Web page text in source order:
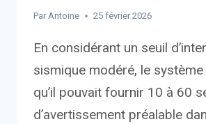
Par Antoine 25 février 2026
En considérant un seuil
sismique modéré, le
qu’il pouvait fournir 10 à 60
d’avertissement préalable